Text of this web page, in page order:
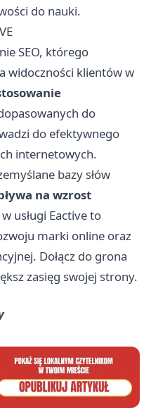
do nauki.
SEO, którego
widoczności klientów w
do
do efektywnego
internetowych.
bazy słów
na wzrost
usługi Eactive to
marki online oraz
Dołącz do grona
zasięg swojej strony.